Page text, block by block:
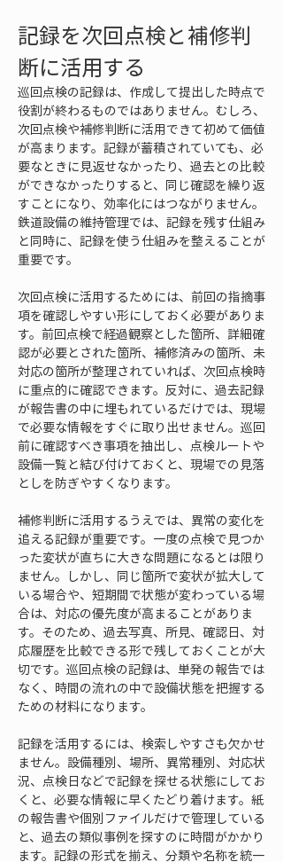
記録を次回点検と補修判
断に活用する
巡回点検の記録は、作成して提出した時点で
役割が終わるものではありません。むしろ、
次回点検や補修判断に活用できて初めて価値
が高まります。記録が蓄積されていても、必
要なときに見返せなかったり、過去との比較
ができなかったりすると、同じ確認を繰り返
すことになり、効率化にはつながりません。
鉄道設備の維持管理では、記録を残す仕組み
と同時に、記録を使う仕組みを整えることが
重要です。
次回点検に活用するためには、前回の指摘事
項を確認しやすい形にしておく必要がありま
す。前回点検で経過観察とした箇所、詳細確
認が必要とされた箇所、補修済みの箇所、未
対応の箇所が整理されていれば、次回点検時
に重点的に確認できます。反対に、過去記録
が報告書の中に埋もれているだけでは、現場
で必要な情報をすぐに取り出せません。巡回
前に確認すべき事項を抽出し、点検ルートや
設備一覧と結び付けておくと、現場での見落
としを防ぎやすくなります。
補修判断に活用するうえでは、異常の変化を
追える記録が重要です。一度の点検で見つか
った変状が直ちに大きな問題になるとは限り
ません。しかし、同じ箇所で変状が拡大して
いる場合や、短期間で状態が変わっている場
合は、対応の優先度が高まることがありま
す。そのため、過去写真、所見、確認日、対
応履歴を比較できる形で残しておくことが大
切です。巡回点検の記録は、単発の報告では
なく、時間の流れの中で設備状態を把握する
ための材料になります。
記録を活用するには、検索しやすさも欠かせ
ません。設備種別、場所、異常種別、対応状
況、点検日などで記録を探せる状態にしてお
くと、必要な情報に早くたどり着けます。紙
の報告書や個別ファイルだけで管理している
と、過去の類似事例を探すのに時間がかかり
ます。記録の形式を揃え、分類や名称を統一